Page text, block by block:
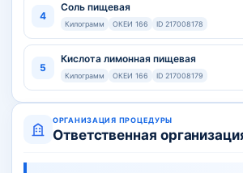
4
Соль пищевая
Килограмм ОКЕИ 166 ID 217008178
5
Кислота лимонная пищевая
Килограмм ОКЕИ 166 ID 217008179
ОРГАНИЗАЦИЯ ПРОЦЕДУРЫ
Ответственная